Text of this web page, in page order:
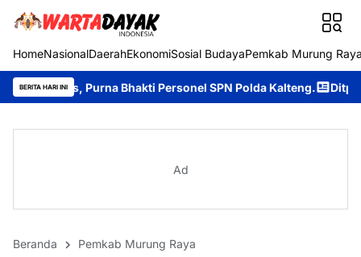
HomeNasionalDaerahEkonomiSosial BudayaPemkab Murung
BERITA HARI INI
Bhakti Personel SPN Polda Kalteng. Ditpolairud Polda
Ad
Beranda Pemkab Murung Raya